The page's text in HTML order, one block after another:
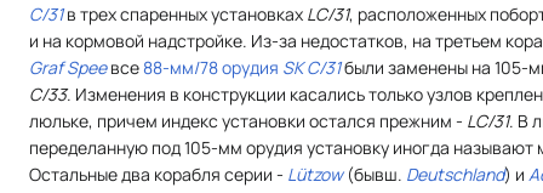
C/31в трех спаренных установках LC/31, расположенных
и на кормовой надстройке. Из-за недостатков, на третьем
Graf Speeвсе88-мм/78 орудия SK C/31были заменены на 105-
C/33. Изменения в конструкции касались только узлов
люльке, причем индекс установки остался прежним - LC/31. B
переделанную под 105-мм орудия установку иногда
Остальные два корабля серии - Lützow(бывш. Deutschland) и